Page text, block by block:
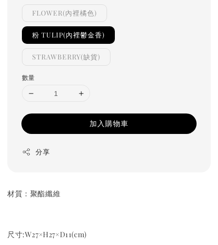
FLOWER(內裡橘色)
粉 TULIP(內裡鬱金香)
STRAWBERRY(缺貨)
數量
加入購物車
分享
材質：聚酯纖維
尺寸:W27×H27×D11(cm)